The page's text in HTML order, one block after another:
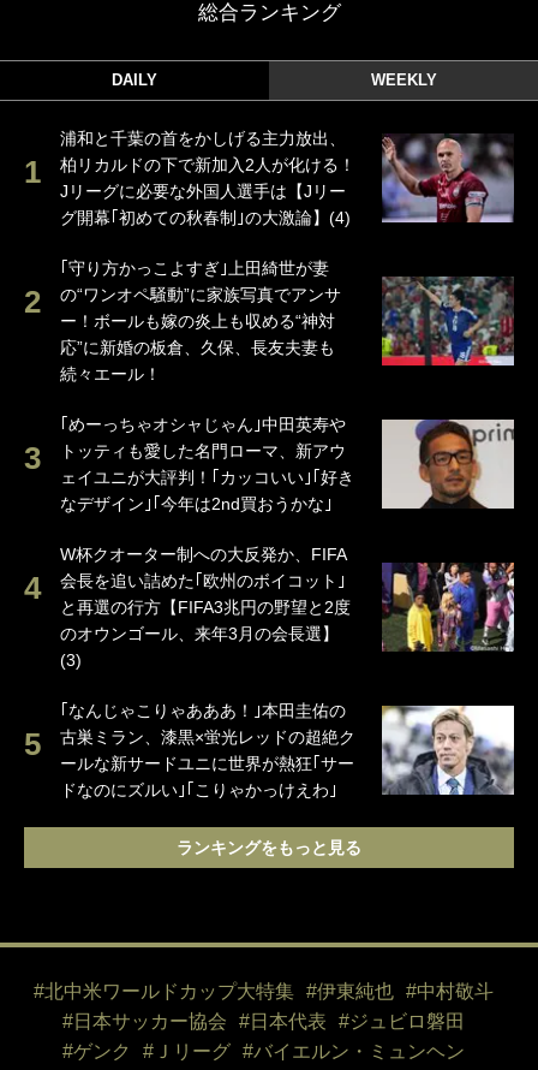
総合ランキング
DAILY WEEKLY
浦和と千葉の首をかしげる主力放出、
柏リカルドの下で新加入2人が化ける！
Jリーグに必要な外国人選手は【Jリー
グ開幕｢初めての秋春制｣の大激論】(4)
｢守り方かっこよすぎ｣上田綺世が妻
の“ワンオペ騒動”に家族写真でアンサ
ー！ボールも嫁の炎上も収める“神対
応”に新婚の板倉、久保、長友夫妻も
続々エール！
｢めーっちゃオシャじゃん｣中田英寿や
トッティも愛した名門ローマ、新アウ
ェイユニが大評判！｢カッコいい｣｢好き
なデザイン｣｢今年は2nd買おうかな｣
W杯クオーター制への大反発か、FIFA
会長を追い詰めた｢欧州のボイコット｣
と再選の行方【FIFA3兆円の野望と2度
のオウンゴール、来年3月の会長選】
(3)
｢なんじゃこりゃあああ！｣本田圭佑の
古巣ミラン、漆黒×蛍光レッドの超絶ク
ールな新サードユニに世界が熱狂｢サー
ドなのにズルい｣｢こりゃかっけえわ｣
ランキングをもっと見る
#北中米ワールドカップ大特集 #伊東純也
#中村敬斗
#日本サッカー協会
#日本代表
#ジュビロ磐田
#ゲンク
#Ｊリーグ
#バイエルン・ミュンヘン